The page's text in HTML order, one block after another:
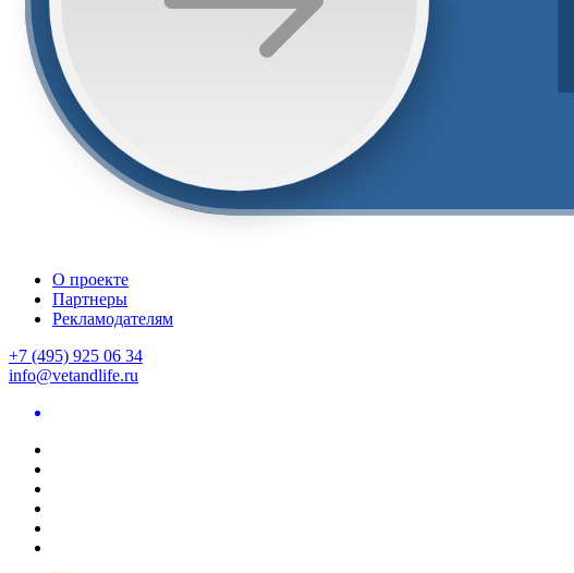
О проекте
Партнеры
Рекламодателям
+7 (495) 925 06 34
info@vetandlife.ru